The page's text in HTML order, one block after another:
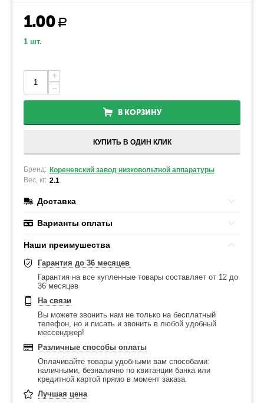
1.00 Р
1 шт.
+
−
В КОРЗИНУ
КУПИТЬ В ОДИН КЛИК
Бренд: Кореневский завод низковольтной аппаратуры
Вес, кг: 2.1
Доставка
Варианты оплаты
Наши преимушества
Гарантия до 36 месяцев
Гарантия на все купленные товары составляет от 12 до
36 месяцев
На связи
Вы можете звонить нам не только на бесплатный
телефон, но и писать и звонить в любой удобный
мессенджер!
Различные способы оплаты
Оплачивайте товары удобными вам способами:
наличными, безналично по квитанции банка или
кредитной картой прямо в момент заказа.
Лучшая цена